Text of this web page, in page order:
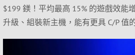
$199 鎂！平均最高 15% 的遊戲效能
升級、組裝新主機，能有更具 C/P 值